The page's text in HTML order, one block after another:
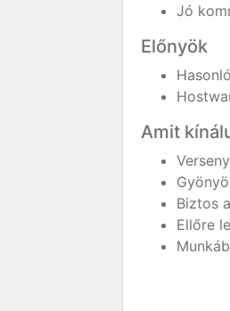
Jó
Előnyök
Amit
Biztos
Ellőre